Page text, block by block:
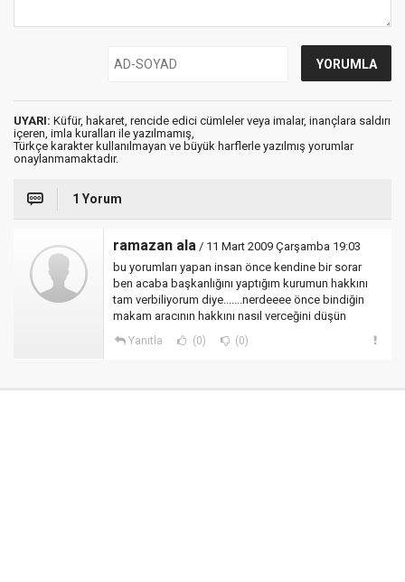
UYARI: Küfür, hakaret, rencide edici cümleler veya imalar, inançlara saldırı
içeren, imla kuralları ile yazılmamış,
Türkçe karakter kullanılmayan ve büyük harflerle yazılmış yorumlar
onaylanmamaktadır.
1 Yorum
ramazan ala / 11 Mart 2009 Çarşamba 19:03
bu yorumları yapan insan önce kendine bir sorar
ben acaba başkanlığını yaptığım kurumun hakkını
tam verbiliyorum diye.......nerdeeee önce bindiğin
makam aracının hakkını nasıl verceğini düşün
Yanıtla (0) (0)